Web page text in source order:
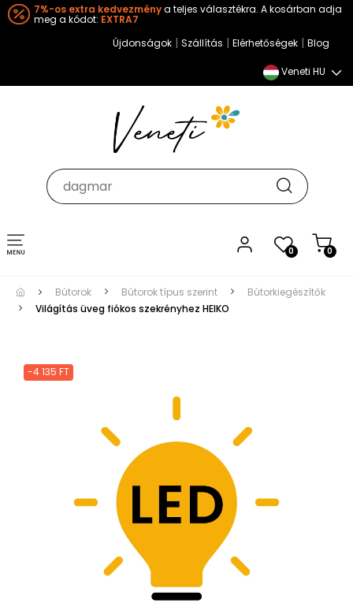
7%-os extra kedvezménya teljes választékra. A kosárban adja
meg a kódot: EXTRA7
Újdonságok | Szállítás | Elérhetőségek | Blog
Veneti HU
0 0
Toggle
navigation
Bútorok Bútorok típus szerint
Bútorkiegészítők
Világítás üveg fiókos szekrényhez HEIKO
-4 135 FT